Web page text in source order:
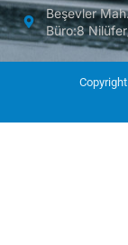
Beşevler
Büro:8